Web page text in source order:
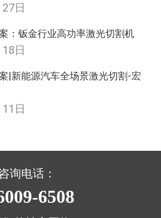
日
：钣金行业高功率激光切割机
日
|新能源汽车全场景激光切割-宏
日
咨询电话：
6508